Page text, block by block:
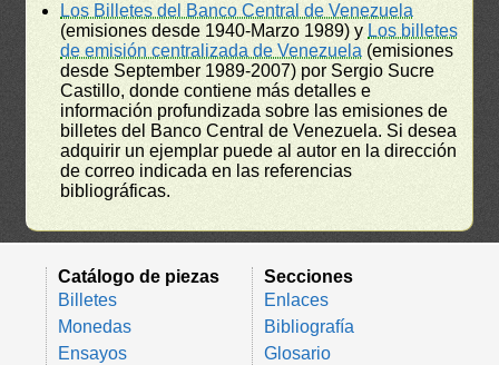
Los Billetes del Banco Central de Venezuela
(emisiones desde 1940-Marzo 1989) y Los billetes
de emisión centralizada de Venezuela (emisiones
desde September 1989-2007) por Sergio Sucre
Castillo, donde contiene más detalles e
información profundizada sobre las emisiones de
billetes del Banco Central de Venezuela. Si desea
adquirir un ejemplar puede al autor en la dirección
de correo indicada en las referencias
bibliográficas.
Catálogo de piezas
Billetes
Monedas
Ensayos
Secciones
Enlaces
Bibliografía
Glosario